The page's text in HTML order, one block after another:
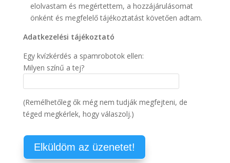
elolvastam és megértettem, a hozzájárulásomat
önként és megfelelő tájékoztatást követően adtam.
Adatkezelési tájékoztató
Egy kvízkérdés a spamrobotok ellen:
Milyen színű a tej?
(Remélhetőleg ők még nem tudják megfejteni, de
téged megkérlek, hogy válaszolj.)